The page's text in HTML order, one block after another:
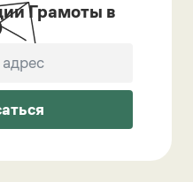
Грамоты в